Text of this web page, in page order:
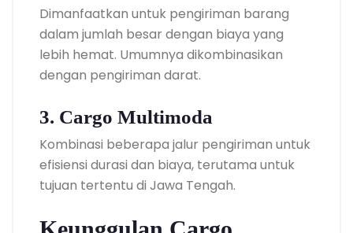
Dimanfaatkan untuk pengiriman barang
dalam jumlah besar dengan biaya yang
lebih hemat. Umumnya dikombinasikan
dengan pengiriman darat.
3. Cargo Multimoda
Kombinasi beberapa jalur pengiriman untuk
efisiensi durasi dan biaya, terutama untuk
tujuan tertentu di Jawa Tengah.